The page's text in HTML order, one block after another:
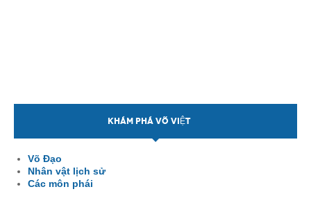
KHÁM PHÁ VÕ VIỆT
Võ Đạo
Nhân vật lịch sử
Các môn phái